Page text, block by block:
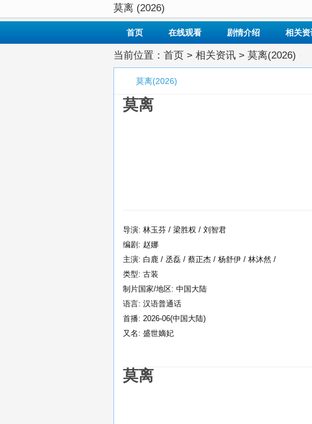
莫离 (2026)
首页 在线观看 剧情介绍 相关资
当前位置： 首页 > 相关资讯 > 莫离(2026)
莫离(2026)
莫离
导演: 林玉芬 / 梁胜权 / 刘智君
编剧: 赵娜
主演: 白鹿 / 丞磊 / 蔡正杰 / 杨舒伊 / 林沐然 /
类型: 古装
制片国家/地区: 中国大陆
语言: 汉语普通话
首播: 2026-06(中国大陆)
又名: 盛世嫡妃
莫离